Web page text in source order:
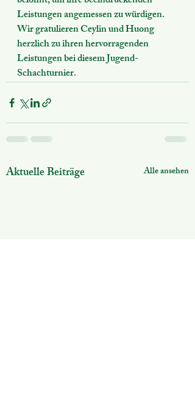
Leistungen angemessen zu würdigen.
Wir gratulieren Ceylin und Huong
herzlich zu ihren hervorragenden
Leistungen bei diesem Jugend-
Schachturnier.
Aktuelle Beiträge Alle ansehen